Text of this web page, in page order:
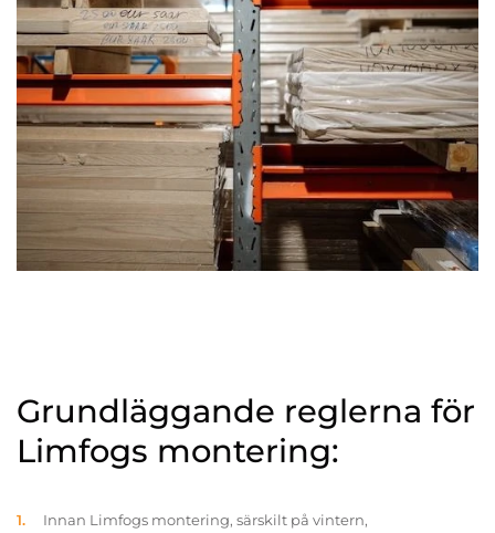
Grundläggande reglerna för
Limfogs montering:
Innan Limfogs montering, särskilt på vintern,